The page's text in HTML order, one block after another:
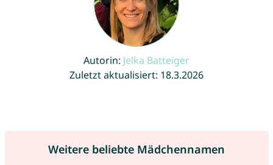
Autorin: Jelka Batteiger
Zuletzt aktualisiert: 18.3.2026
Weitere beliebte Mädchennamen